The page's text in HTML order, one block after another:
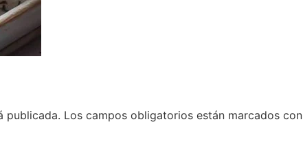
publicada. Los campos obligatorios están marcados con